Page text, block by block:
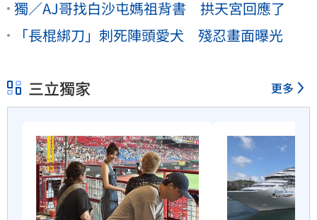
獨／AJ哥找白沙屯媽祖背書 拱天宮回應了
「長棍綁刀」刺死陣頭愛犬 殘忍畫面曝光
三立獨家 更多